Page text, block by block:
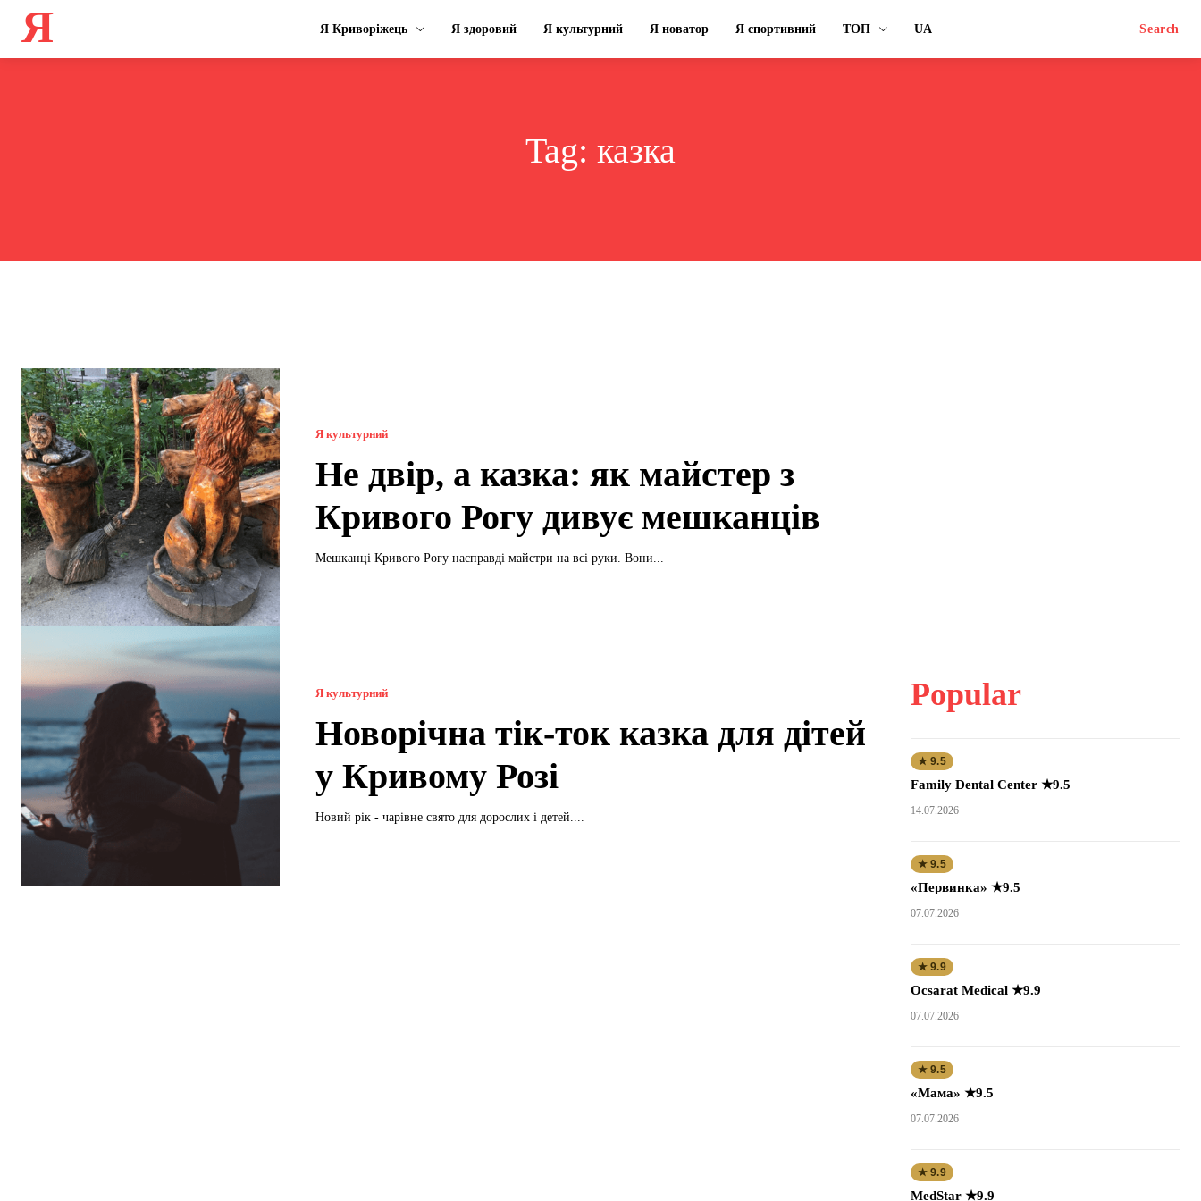
Я Я Криворіжець Я здоровий Я культурний Я новатор Я спортивний ТОП UA Search
Tag: казка
Я культурний
Не двір, а казка: як майстер з
Кривого Рогу дивує мешканців
Мешканці Кривого Рогу насправді майстри на всі руки. Вони...
Я культурний
Новорічна тік-ток казка для дітей
у Кривому Розі
Новий рік - чарівне свято для дорослих і детей....
Popular
★ 9.5
Family Dental Center ★9.5
14.07.2026
★ 9.5
«Первинка» ★9.5
07.07.2026
★ 9.9
Ocsarat Medical ★9.9
07.07.2026
★ 9.5
«Мама» ★9.5
07.07.2026
★ 9.9
MedStar ★9.9